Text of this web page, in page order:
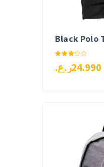
Black Polo
3.00
24.990 ر.ع.